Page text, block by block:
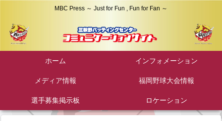
MBC Press ～ Just for Fun , Fun for Fan ～
ホーム インフォメーション
メディア情報 福岡野球大会情報
選手募集掲示板 ロケーション